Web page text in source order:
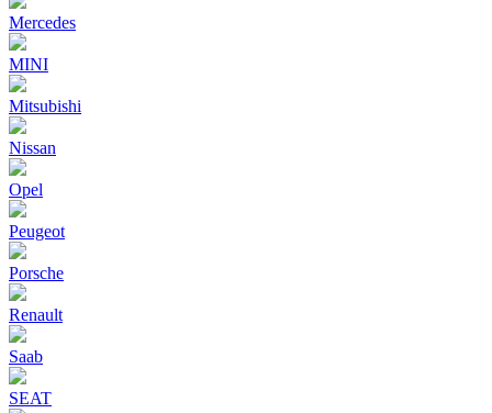
Mercedes
MINI
Mitsubishi
Nissan
Opel
Peugeot
Porsche
Renault
Saab
SEAT